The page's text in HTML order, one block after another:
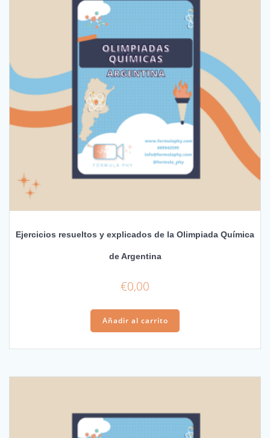
Ejercicios resueltos y explicados de la Olimpiada Química
de Argentina
€0,00
Añadir al carrito